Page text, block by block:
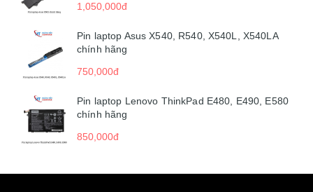
1,050,000đ
Pin laptop Asus X540, R540, X540L, X540LA
chính hãng
750,000đ
Pin laptop Lenovo ThinkPad E480, E490, E580
chính hãng
850,000đ